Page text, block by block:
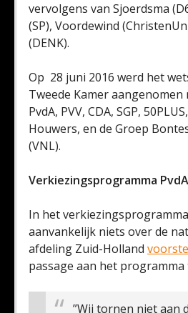
vervolgens van Sjoerdsma
(SP), Voordewind
(DENK).
Op 28 juni 2016 werd het
Tweede Kamer aangenomen
PvdA, PVV, CDA, SGP,
Houwers, en de Groep
(VNL).
Verkiezingsprogramma PvdA
In het
aanvankelijk niets over de
afdeling Zuid-Holland
passage aan het programma
”Wij tornen niet aan